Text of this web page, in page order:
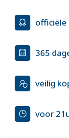
officiële
365
veilig
voor